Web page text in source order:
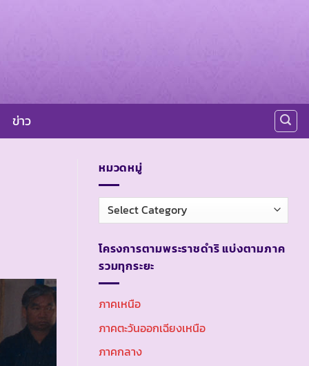
ข่าว
หมวดหมู่
หมวด
หมู่
โครงการตามพระราชดำริ แบ่งตามภาค
รวมทุกระยะ
ภาคเหนือ
ภาคตะวันออกเฉียงเหนือ
ภาคกลาง